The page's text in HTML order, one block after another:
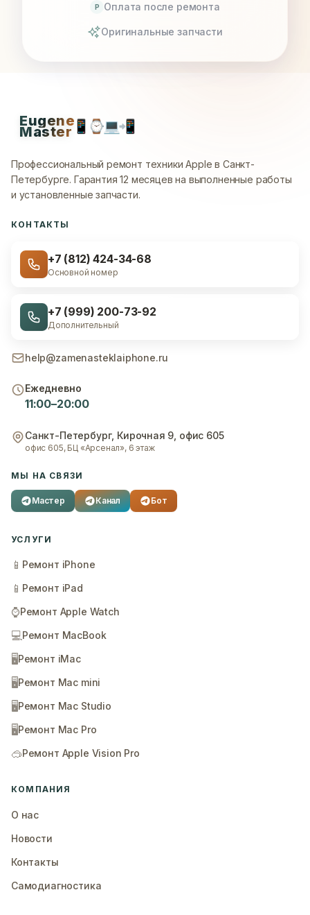
P Оплата после ремонта
Оригинальные запчасти
Eugene
Master📱 ⌚💻📲
Профессиональный ремонт техники Apple в Санкт-
Петербурге. Гарантия 12 месяцев на выполненные работы
и установленные запчасти.
КОНТАКТЫ
+7 (812) 424-34-68
Основной номер
+7 (999) 200-73-92
Дополнительный
help@zamenasteklaiphone.ru
Ежедневно
11:00–20:00
Санкт-Петербург, Кирочная 9, офис 605
офис 605, БЦ «Арсенал», 6 этаж
МЫ НА СВЯЗИ
Мастер Канал Бот
УСЛУГИ
📱 Ремонт iPhone
📱 Ремонт iPad
⌚Ремонт Apple Watch
💻Ремонт MacBook
🖥️Ремонт iMac
🖥️Ремонт Mac mini
🖥️Ремонт Mac Studio
🖥️Ремонт Mac Pro
🥽Ремонт Apple Vision Pro
КОМПАНИЯ
О нас
Новости
Контакты
Самодиагностика